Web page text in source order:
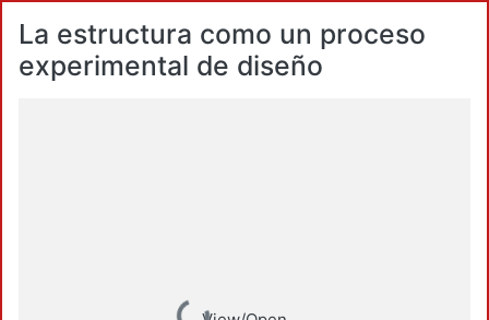
La estructura como un proceso
experimental de diseño
Loading...